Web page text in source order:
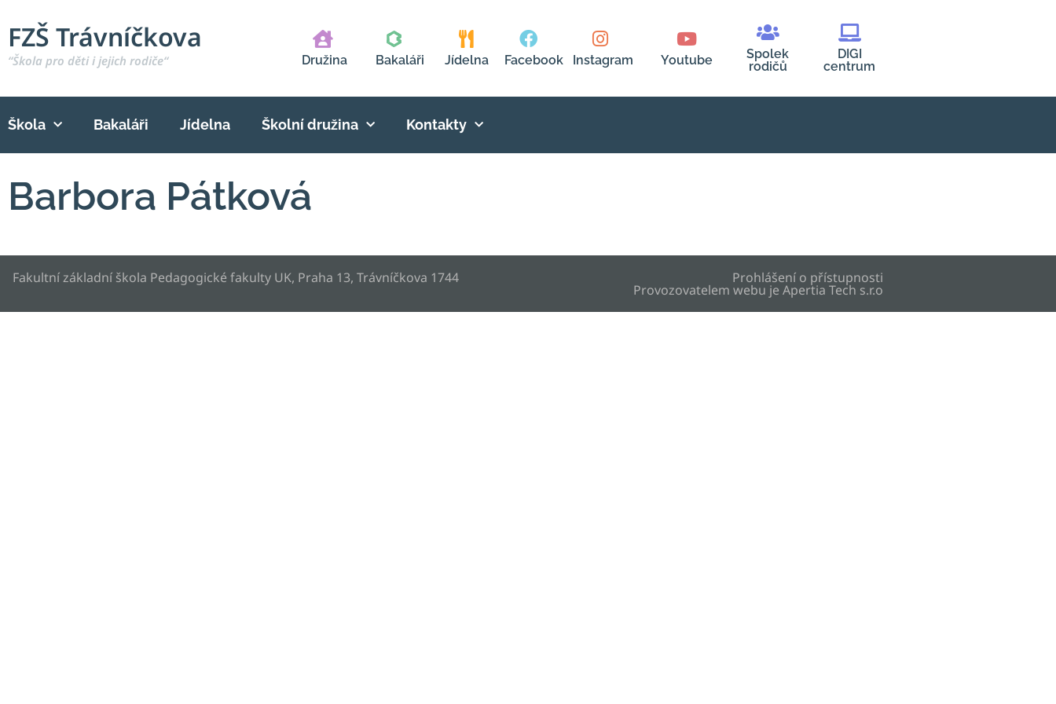
FZŠ Trávníčkova
“Škola pro děti i jejich rodiče“ Družina Bakaláři Jídelna Facebook Instagram Youtube
Spolek
rodičů
DIGI
centrum
Škola Bakaláři Jídelna Školní družina Kontakty
Barbora Pátková
Fakultní základní škola Pedagogické fakulty UK, Praha 13, Trávníčkova 1744 Prohlášení o přístupnosti
Provozovatelem webu jeApertia Tech s.r.o